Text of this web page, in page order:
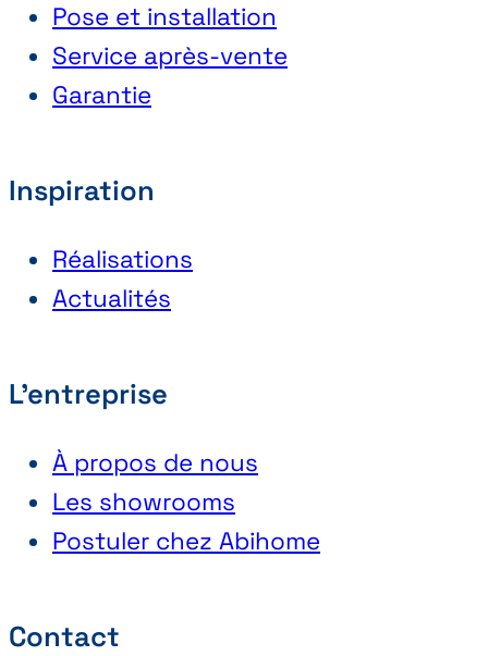
Pose et installation
Service après-vente
Garantie
Inspiration
Réalisations
Actualités
L'entreprise
À propos de nous
Les showrooms
Postuler chez Abihome
Contact